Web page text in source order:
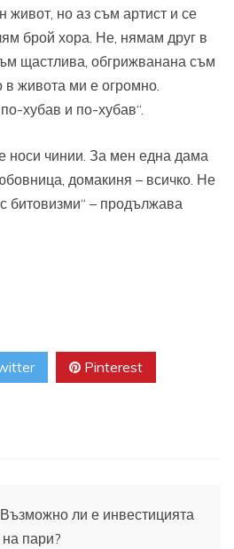
живот, но аз съм артист и се
брой хора. Не, нямам друг в
щастлива, обгрижванана съм
в живота ми е огромно.
хубав и по-хубав“.
носи чинии. За мен една дама
домакиня – всичко. Не
битовизми“ – продължава
Pinterest
ли е инвестицията
пари?